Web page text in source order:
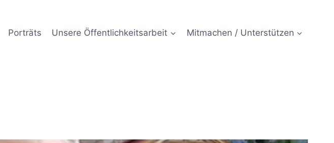
Porträts Unsere Öffentlichkeitsarbeit Mitmachen / Unterstützen